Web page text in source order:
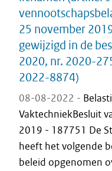
25 november
gewijzigd in de
2020, nr. 2020-
2022-8874)
08-08-2022 -
VaktechniekBesluit
2019 - 187751 De
heeft het volgende
beleid opgenomen